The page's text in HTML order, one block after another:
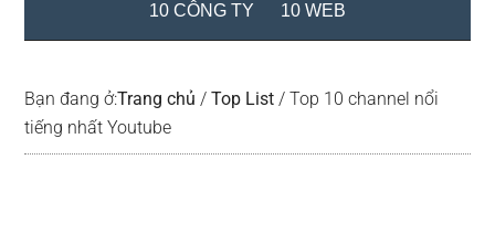
10 CÔNG TY 10 WEB
Bạn đang ở:Trang chủ / Top List / Top 10 channel nổi
tiếng nhất Youtube